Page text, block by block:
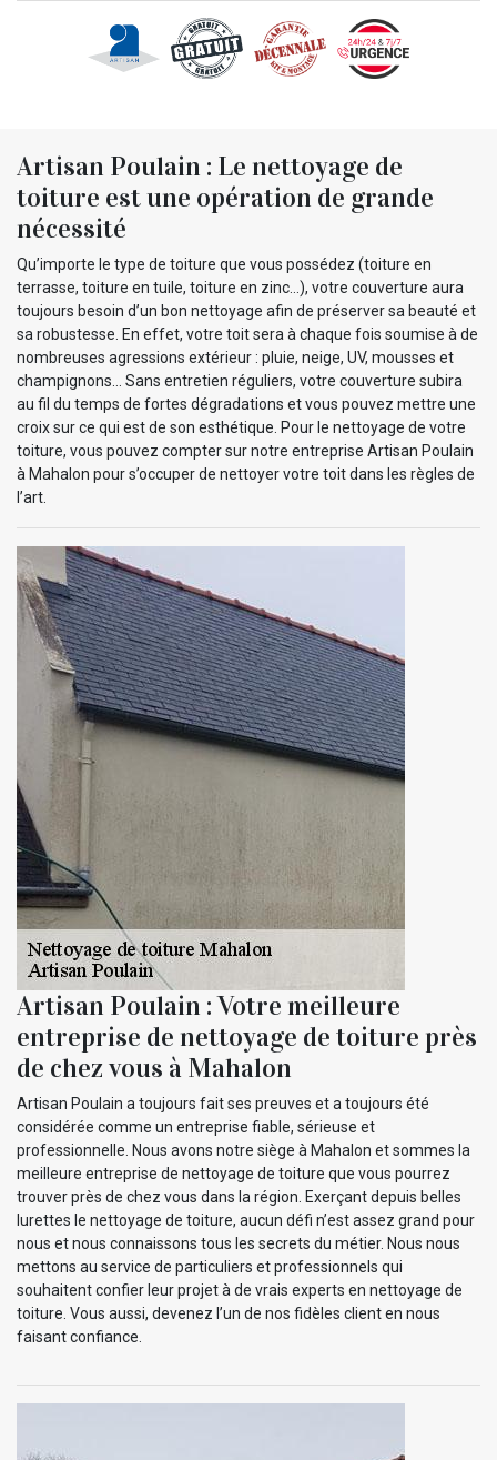
Artisan Poulain : Le nettoyage de
toiture est une opération de grande
nécessité
Qu’importe le type de toiture que vous possédez (toiture en
terrasse, toiture en tuile, toiture en zinc…), votre couverture aura
toujours besoin d’un bon nettoyage afin de préserver sa beauté et
sa robustesse. En effet, votre toit sera à chaque fois soumise à de
nombreuses agressions extérieur : pluie, neige, UV, mousses et
champignons… Sans entretien réguliers, votre couverture subira
au fil du temps de fortes dégradations et vous pouvez mettre une
croix sur ce qui est de son esthétique. Pour le nettoyage de votre
toiture, vous pouvez compter sur notre entreprise Artisan Poulain
à Mahalon pour s’occuper de nettoyer votre toit dans les règles de
l’art.
Artisan Poulain : Votre meilleure
entreprise de nettoyage de toiture près
de chez vous à Mahalon
Artisan Poulain a toujours fait ses preuves et a toujours été
considérée comme un entreprise fiable, sérieuse et
professionnelle. Nous avons notre siège à Mahalon et sommes la
meilleure entreprise de nettoyage de toiture que vous pourrez
trouver près de chez vous dans la région. Exerçant depuis belles
lurettes le nettoyage de toiture, aucun défi n’est assez grand pour
nous et nous connaissons tous les secrets du métier. Nous nous
mettons au service de particuliers et professionnels qui
souhaitent confier leur projet à de vrais experts en nettoyage de
toiture. Vous aussi, devenez l’un de nos fidèles client en nous
faisant confiance.